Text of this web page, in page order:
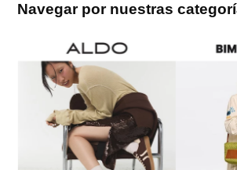
Navegar por nuestras